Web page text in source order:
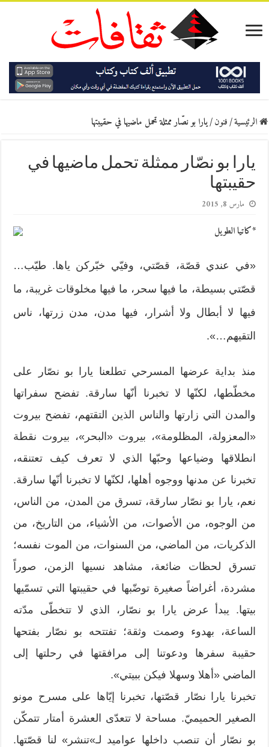
الرئيسية/فنون/يارا بو نصّار ممثلة تحمل ماضيها في حقيبتها
يارا بو نصّار ممثلة تحمل ماضيها في
حقيبتها
مارس 8, 2015
*كاتيا الطويل
«في عندي قصّة، قصّتي، وفيّي خبّركن ياها. طيّب…
قصّتي بسيطة، ما فيها سحر، ما فيها مخلوقات غريبة، ما
فيها لا أبطال ولا أشرار، فيها مدن، مدن زرتها، ناس
التقيهم…».
منذ بداية عرضها المسرحي تطلعنا يارا بو نصّار على
مخطّطها، لكنّها لا تخبرنا أنّها سارقة. تفضح سفراتها
والمدن التي زارتها والناس الذين التقتهم، تفضح بيروت
«المعزولة، المظلومة»، بيروت «البحر»، بيروت نقطة
انطلاقها وضياعها وحبّها الذي لا تعرف كيف تعتنقه،
تخبرنا عن مدنها ووجوه أهلها، لكنّها لا تخبرنا أنّها سارقة.
نعم، يارا بو نصّار سارقة، تسرق من المدن، من الناس،
من الوجوه، من الأصوات، من الأشياء، من التاريخ، من
الذكريات، من الماضي، من السنوات، من الموت نفسه؛
تسرق لحظات ضائعة، مشاهد نسيها الزمن، صوراً
مشردة، أغراضاً صغيرة توضّبها في حقيبتها التي تسمّيها
بيتها. يبدأ عرض يارا بو نصّار، الذي لا تتخطّى مدّته
الساعة، بهدوء وصمت وثقة؛ تفتتحه بو نصّار بفتحها
حقيبة سفرها ودعوتنا إلى مرافقتها في رحلتها إلى
الماضي «أهلا وسهلا فيكن ببيتي».
تخبرنا يارا نصّار قصّتها، تخبرنا إيّاها على مسرح مونو
الصغير الحميميّ. مساحة لا تتعدّى العشرة أمتار تتمكّن
بو نصّار أن تنصب داخلها عواميد لـ»تنشر» لنا قصّتها.